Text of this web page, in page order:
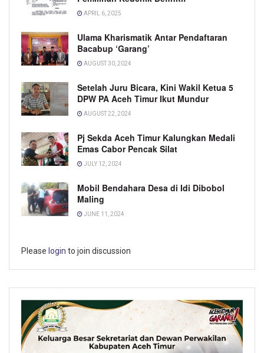
APRIL 6, 2025
Ulama Kharismatik Antar Pendaftaran
Bacabup ‘Garang’
AUGUST 30, 2024
Setelah Juru Bicara, Kini Wakil Ketua 5
DPW PA Aceh Timur Ikut Mundur
AUGUST 22, 2024
Pj Sekda Aceh Timur Kalungkan Medali
Emas Cabor Pencak Silat
JULY 12, 2024
Mobil Bendahara Desa di Idi Dibobol
Maling
JUNE 11, 2024
Please login to join discussion